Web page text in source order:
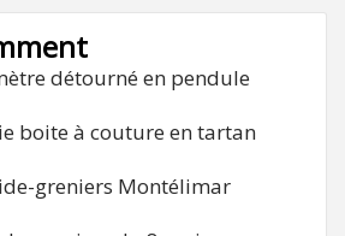
détourné en pendule
boite à couture en tartan
greniers Montélimar